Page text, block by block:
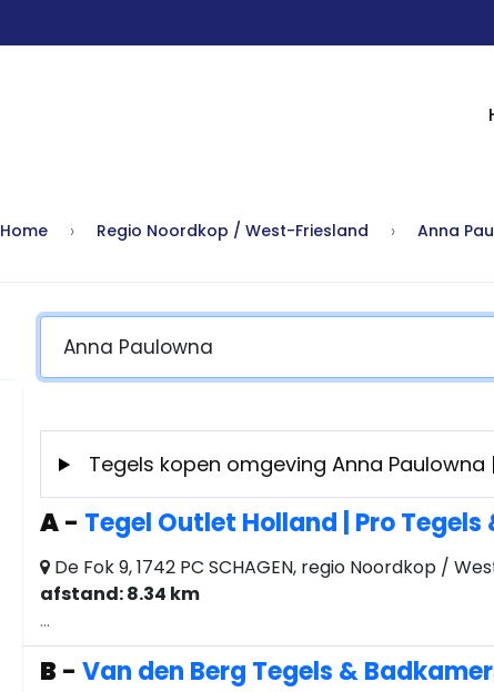
Home Regio Noordkop / West-Friesland Anna
Tegels kopen omgeving Anna
A- Tegel Outlet Holland | Pro
De Fok 9, 1742 PC SCHAGEN, regio Noordkop /
afstand: 8.34 km
...
B - Van den Berg Tegels &